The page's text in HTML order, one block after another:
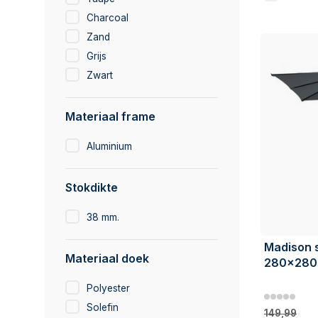
Charcoal
Zand
Grijs
Zwart
Materiaal frame
Aluminium
Stokdikte
38 mm.
Materiaal doek
Polyester
Solefin
Madison
149,99